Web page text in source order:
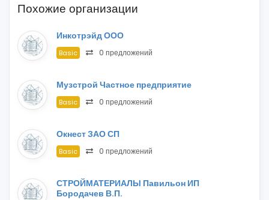
Похожие организации
Инкотрэйд ООО
Basic 0 предложений
Музстрой Частное предприятие
Basic 0 предложений
Окнест ЗАО СП
Basic 0 предложений
СТРОЙМАТЕРИАЛЫ Павильон ИП
Бородачев В.П.